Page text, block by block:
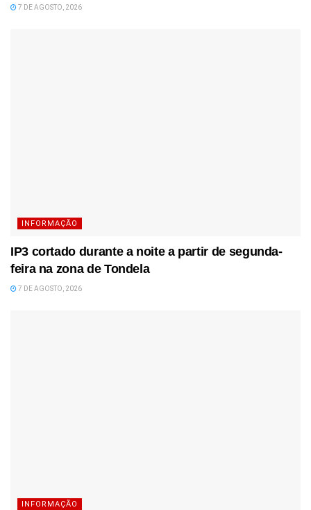
7 DE AGOSTO, 2026
INFORMAÇÃO
IP3 cortado durante a noite a partir de segunda-
feira na zona de Tondela
7 DE AGOSTO, 2026
INFORMAÇÃO